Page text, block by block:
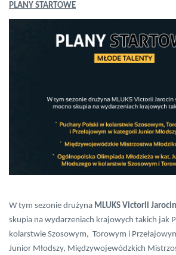
PLANY STARTOWE
W tym sezonie drużyna MLUKS Victorii Jarocin
skupia na wydarzeniach krajowych takich jak
kolarstwie Szosowym, Torowym i
Junior Młodszy, Międzywojewódzkich